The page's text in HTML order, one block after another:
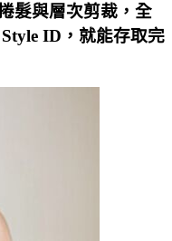
髮與層次剪裁，全
ID，就能存取完